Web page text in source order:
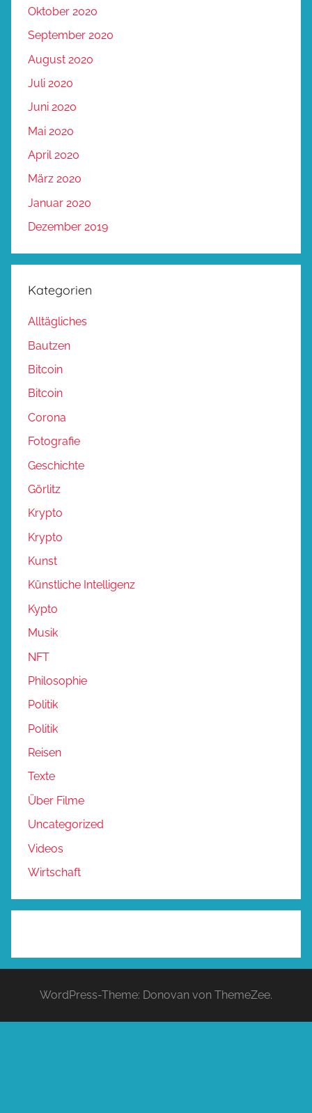
Oktober 2020
September 2020
August 2020
Juli 2020
Juni 2020
Mai 2020
April 2020
März 2020
Januar 2020
Dezember 2019
Kategorien
Alltägliches
Bautzen
Bitcoin
Bitcoin
Corona
Fotografie
Geschichte
Görlitz
Krypto
Krypto
Kunst
Künstliche Intelligenz
Kypto
Musik
NFT
Philosophie
Politik
Politik
Reisen
Texte
Über Filme
Uncategorized
Videos
Wirtschaft
WordPress-Theme: Donovan von ThemeZee.